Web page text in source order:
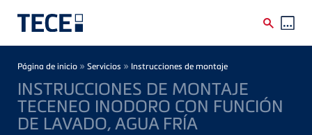
Breadcrumb
Página de inicio » Servicios » Instrucciones de montaje
INSTRUCCIONES DE MONTAJE
TECENEO INODORO CON FUNCIÓN
DE LAVADO, AGUA FRÍA